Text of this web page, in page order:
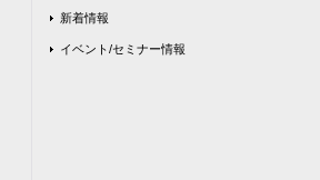
新着情報
イベント/セミナー情報